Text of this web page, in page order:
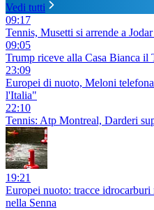
Vedi tutti
09:17
Tennis, Musetti si arrende a
09:05
Trump riceve alla Casa Bianca
23:09
Europei di nuoto, Meloni
l'Italia"
22:10
Tennis: Atp Montreal, Darderi
19:21
Europei nuoto: tracce
nella Senna